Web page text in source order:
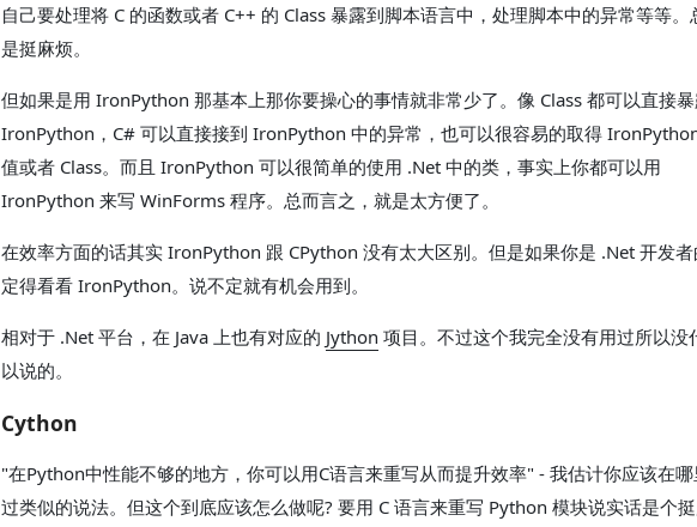
自己要处理将 C 的函数或者 C++ 的 Class 暴露到脚本语言中，处理脚本中的异常等等。
是挺麻烦。
但如果是用 IronPython 那基本上那你要操心的事情就非常少了。像 Class 都可以直接
IronPython，C# 可以直接接到 IronPython 中的异常，也可以很容易的取得
值或者 Class。而且 IronPython 可以很简单的使用 .Net 中的类，事实上你都可以用
IronPython 来写 WinForms 程序。总而言之，就是太方便了。
在效率方面的话其实 IronPython 跟 CPython 没有太大区别。但是如果你是 .Net 开发者
定得看看 IronPython。说不定就有机会用到。
相对于 .Net 平台，在 Java 上也有对应的 Jython 项目。不过这个我完全没有用过所以没
以说的。
Cython
"在Python中性能不够的地方，你可以用C语言来重写从而提升效率" - 我估计你应该在
过类似的说法。但这个到底应该怎么做呢? 要用 C 语言来重写 Python 模块说实话是个